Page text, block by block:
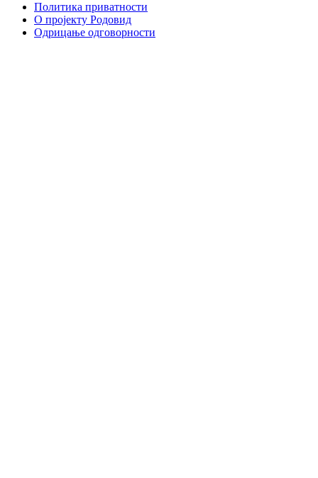
Политика приватности
О пројекту Родовид
Одрицање одговорности